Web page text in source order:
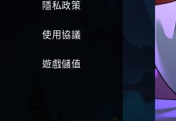
隱私政策
使用協議
遊戲儲值